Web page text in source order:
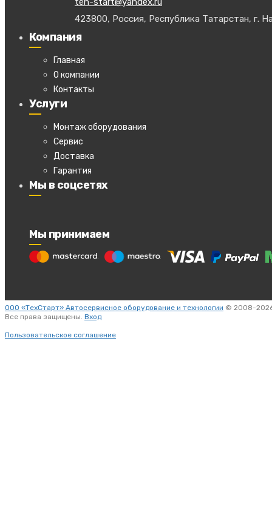
423800, Россия, Республика Татарстан, г.
Компания
Главная
О компании
Контакты
Услуги
Монтаж оборудования
Сервис
Доставка
Гарантия
Мы в соцсетях
Мы принимаем
ООО «ТехСтарт» Автосервисное оборудование и технологии © 2008-
Все права защищены. Вход
Пользовательское соглашение